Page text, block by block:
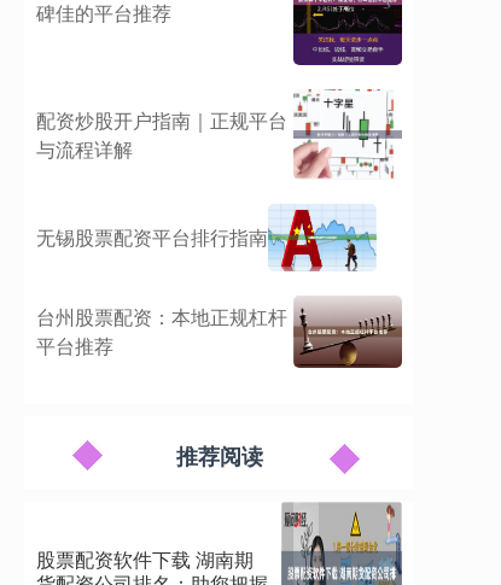
碑佳的平台推荐
配资炒股开户指南｜正规平台
与流程详解
无锡股票配资平台排行指南
台州股票配资：本地正规杠杆
平台推荐
推荐阅读
股票配资软件下载 湖南期